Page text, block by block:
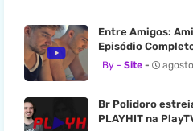
Entre Amigos:
Episódio
Site
Br Polidoro
PLAYHIT na